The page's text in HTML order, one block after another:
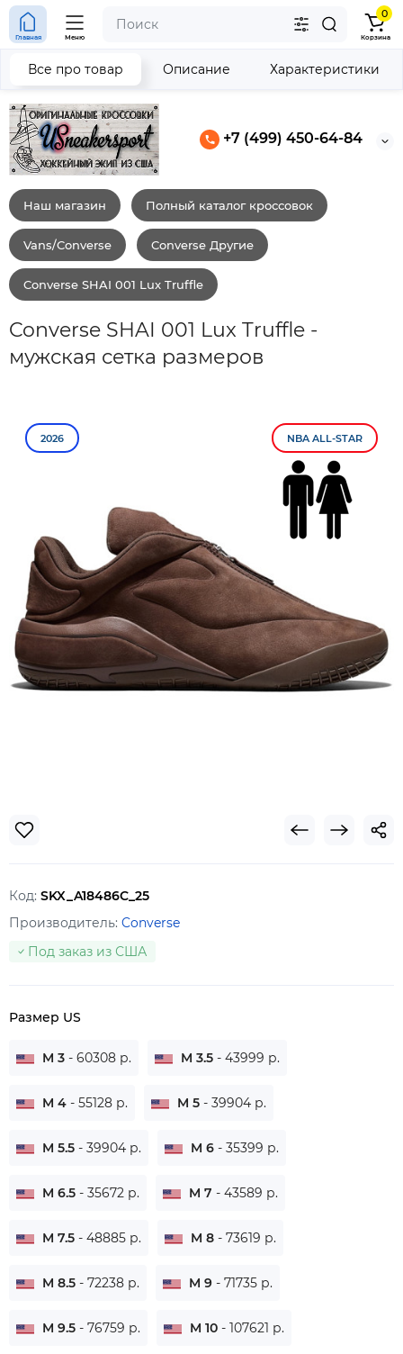
+7 (499) 450-64-84
Главная Меню
0
Корзина
Наш магазин Полный каталог кроссовок
Vans/Converse Converse Другие
Converse SHAI 001 Lux Truffle
Converse SHAI 001 Lux Truffle -
мужская сетка размеров
Все про товар Описание Характеристики
NBA ALL-STAR
2026
Код: SKX_A18486C_25
Производитель: Converse
Под заказ из США
Размер US
M 3 - 60308 р. M 3.5 - 43999 р.
M 4 - 55128 р. M 5 - 39904 р.
M 5.5 - 39904 р. M 6 - 35399 р.
M 6.5 - 35672 р. M 7 - 43589 р.
M 7.5 - 48885 р. M 8 - 73619 р.
M 8.5 - 72238 р. M 9 - 71735 р.
M 9.5 - 76759 р. M 10 - 107621 р.